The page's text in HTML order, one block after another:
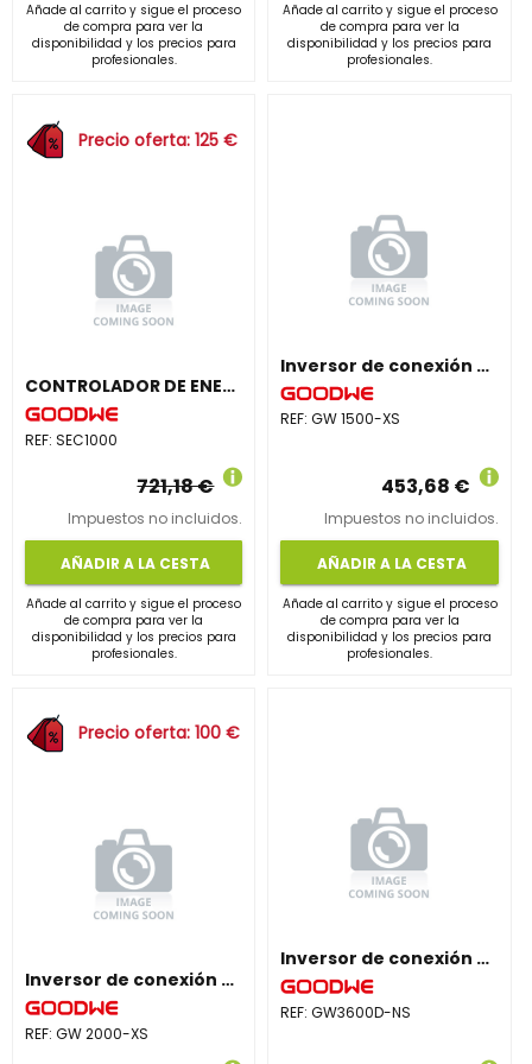
Añade al carrito y sigue el proceso
de compra para ver la
disponibilidad y los precios para
profesionales.
Añade al carrito y sigue el proceso
de compra para ver la
disponibilidad y los precios para
profesionales.
Precio oferta: 125 €
CONTROLADOR DE ENERGIA; EZLOGGER + SMART METER TRIFASICO
REF: SEC1000
721,18 €
Impuestos no incluidos.
AÑADIR A LA CESTA
Añade al carrito y sigue el proceso
de compra para ver la
disponibilidad y los precios para
profesionales.
Inversor de conexión a red monofásico GW 1500-XS
REF:GW 1500-XS
453,68 €
Impuestos no incluidos.
AÑADIR A LA CESTA
Añade al carrito y sigue el proceso
de compra para ver la
disponibilidad y los precios para
profesionales.
Precio oferta: 100 €
Inversor de conexión a red monofásico GW 2000-XS
REF: GW 2000-XS
Inversor de conexión a red monofásico GW3600D-NS
REF:GW3600D-NS